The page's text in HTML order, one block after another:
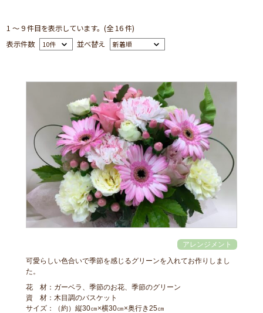
1 ～ 9 件目を表示しています。(全 16 件)
表示件数
並べ替え
可愛らしい色合いで季節を感じるグリーンを入れてお作りしまし
た。
花 材：ガーベラ、季節のお花、季節のグリーン
資 材：木目調のバスケット
サイズ：（約）縦30㎝×横30㎝×奥行き25㎝